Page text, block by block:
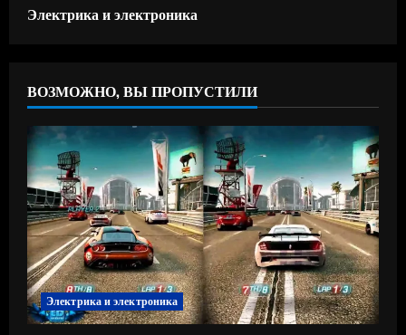
Электрика и электроника
ВОЗМОЖНО, ВЫ ПРОПУСТИЛИ
Электрика и электроника